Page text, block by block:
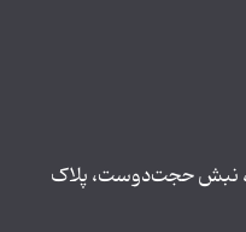
نبش حجت‌دوست، پلاک